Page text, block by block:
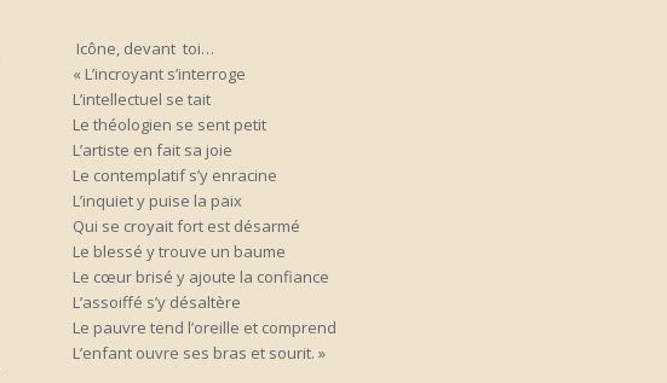
Icône, devant toi…
« L’incroyant s’interroge
L’intellectuel se tait
Le théologien se sent petit
L’artiste en fait sa joie
Le contemplatif s’y enracine
L’inquiet y puise la paix
Qui se croyait fort est désarmé
Le blessé y trouve un baume
Le cœur brisé y ajoute la confiance
L’assoiffé s’y désaltère
Le pauvre tend l’oreille et comprend
L’enfant ouvre ses bras et sourit. »